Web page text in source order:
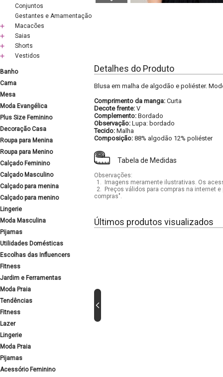
Conjuntos
Gestantes e Amamentação
Macacões
Saias
Shorts
Vestidos
Banho
Cama
Mesa
Moda Evangélica
Plus Size Feminino
Decoração Casa
Roupa para Menina
Roupa para Menino
Calçado Feminino
Calçado Masculino
Calçado para menina
Calçado para menino
Lingerie
Moda Masculina
Pijamas
Utilidades Domésticas
Escolhas das Influencers
Fitness
Jardim e Ferramentas
Moda Praia
Tendências
Fitness
Lazer
Lingerie
Moda Praia
Pijamas
Acessório Feminino
Detalhes do Produto
Blusa em malha de algodão e poliéster.
Comprimento da manga: Curta
Decote frente: V
Complemento: Bordado
Observação: Lupa: bordado
Tecido: Malha
Composição: 88% algodão 12% poliéster
Tabela de Medidas
Observações:
1.
Imagens meramente ilustrativas. Os
2.
Preços válidos para compras na internet
compras".
Últimos produtos visualizados